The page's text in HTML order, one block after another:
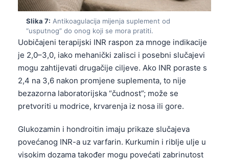
Slika 7: Antikoagulacija mijenja suplement od
“usputnog” do onog koji se mora pratiti.
Uobičajeni terapijski INR raspon za mnoge indikacije
je 2,0–3,0, iako mehanički zalisci i posebni slučajevi
mogu zahtijevati drugačije ciljeve. Ako INR poraste s
2,4 na 3,6 nakon promjene suplementa, to nije
bezazorna laboratorijska “čudnost”; može se
pretvoriti u modrice, krvarenja iz nosa ili gore.
Glukozamin i hondroitin imaju prikaze slučajeva
povećanog INR-a uz varfarin. Kurkumin i riblje ulje u
visokim dozama također mogu povećati zabrinutost
Polski
한국어
Magyar
Shqip
বাংলা
اردو
मराठी